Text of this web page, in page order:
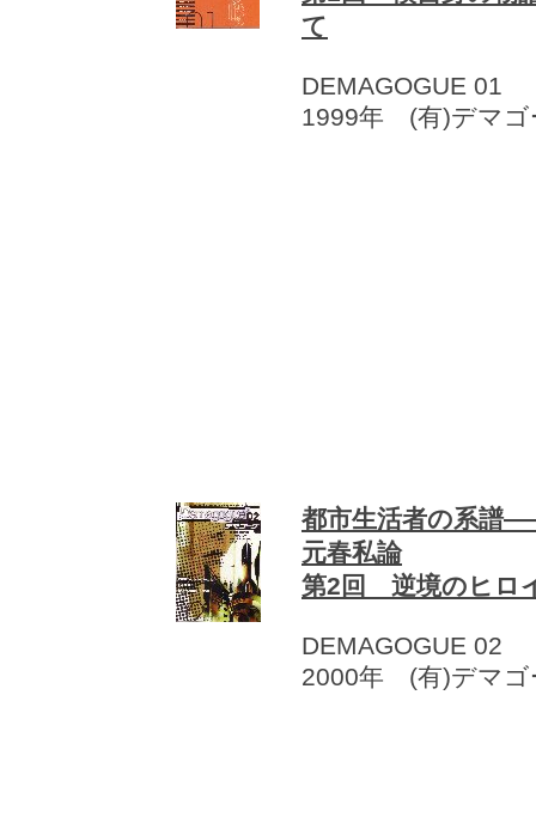
て
DEMAGOGUE 01
1999年 (有)デマゴ
都市生活者の系譜
元春私論
第2回 逆境のヒロ
DEMAGOGUE 02
2000年 (有)デマゴ